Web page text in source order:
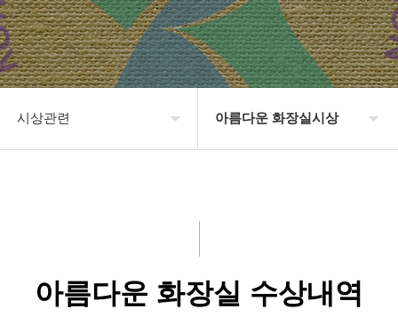
시상관련
시상관련
아름다운 화장실시상
아름다운 화장실 수상내역